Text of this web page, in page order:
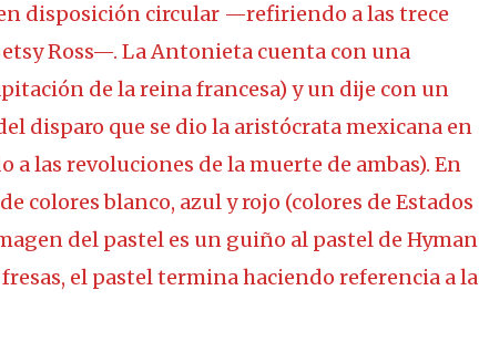
disposición circular —refiriendo a las trece
Ross—. La Antonieta cuenta con una
de la reina francesa) y un dije con un
disparo que se dio la aristócrata mexicana en
a las revoluciones de la muerte de ambas). En
colores blanco, azul y rojo (colores de Estados
del pastel es un guiño al pastel de Hyman
el pastel termina haciendo referencia a la